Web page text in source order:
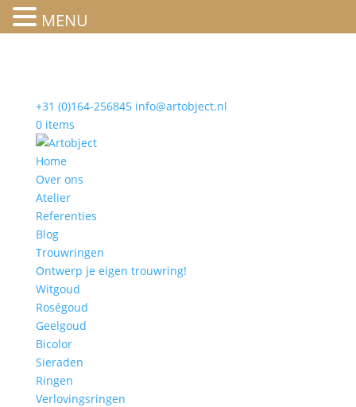
+31 (0)164-256845 info@artobject.nl
0 items
Home
Over ons
Atelier
Referenties
Blog
Trouwringen
Ontwerp je eigen trouwring!
Witgoud
Roségoud
Geelgoud
Bicolor
Sieraden
Ringen
Verlovingsringen
MENU